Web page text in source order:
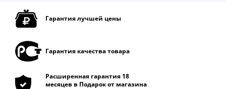
Гарантия лучшей цены
Гарантия качества товара
Расширенная гарантия 18
месяцев в Подарок от магазина